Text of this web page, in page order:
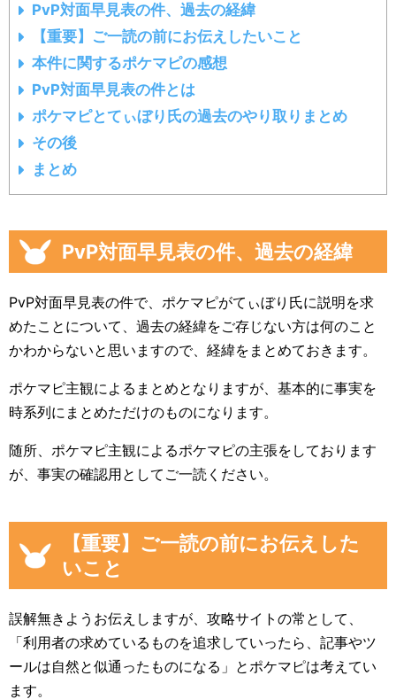
PvP対面早見表の件、過去の経緯
【重要】ご一読の前にお伝えしたいこと
本件に関するポケマピの感想
PvP対面早見表の件とは
ポケマピとてぃぼり氏の過去のやり取りまとめ
その後
まとめ
PvP対面早見表の件、過去の経緯
PvP対面早見表の件で、ポケマピがてぃぼり氏に説明を求
めたことについて、過去の経緯をご存じない方は何のこと
かわからないと思いますので、経緯をまとめておきます。
ポケマピ主観によるまとめとなりますが、基本的に事実を
時系列にまとめただけのものになります。
随所、ポケマピ主観によるポケマピの主張をしております
が、事実の確認用としてご一読ください。
【重要】ご一読の前にお伝えした
いこと
誤解無きようお伝えしますが、攻略サイトの常として、
「利用者の求めているものを追求していったら、記事やツ
ールは自然と似通ったものになる」とポケマピは考えてい
ます。